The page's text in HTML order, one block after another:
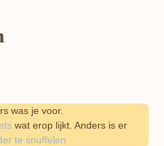
was je voor.
wat erop lijkt. Anders is er
te snuffelen